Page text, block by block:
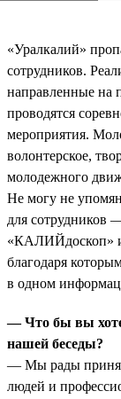
«Уралкалий»
сотрудников.
направленные на
проводятся
мероприятия.
волонтерское,
молодежного
Не могу не
для сотрудников
«КАЛИЙдоскоп»
благодаря
в одном
— Что бы вы
нашей беседы?
— Мы рады
людей и